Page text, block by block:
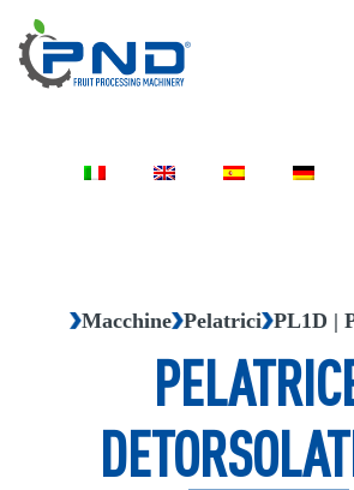
Macchine Pelatrici PL1D |